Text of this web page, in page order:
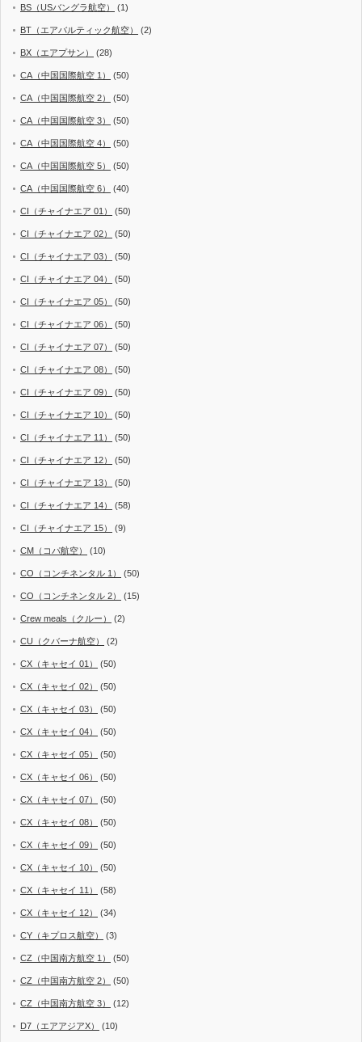
BS（USバングラ航空） (1)
BT（エアバルティック航空） (2)
BX（エアプサン） (28)
CA（中国国際航空 1） (50)
CA（中国国際航空 2） (50)
CA（中国国際航空 3） (50)
CA（中国国際航空 4） (50)
CA（中国国際航空 5） (50)
CA（中国国際航空 6） (40)
CI（チャイナエア 01） (50)
CI（チャイナエア 02） (50)
CI（チャイナエア 03） (50)
CI（チャイナエア 04） (50)
CI（チャイナエア 05） (50)
CI（チャイナエア 06） (50)
CI（チャイナエア 07） (50)
CI（チャイナエア 08） (50)
CI（チャイナエア 09） (50)
CI（チャイナエア 10） (50)
CI（チャイナエア 11） (50)
CI（チャイナエア 12） (50)
CI（チャイナエア 13） (50)
CI（チャイナエア 14） (58)
CI（チャイナエア 15） (9)
CM（コパ航空） (10)
CO（コンチネンタル 1） (50)
CO（コンチネンタル 2） (15)
Crew meals（クルー） (2)
CU（クバーナ航空） (2)
CX（キャセイ 01） (50)
CX（キャセイ 02） (50)
CX（キャセイ 03） (50)
CX（キャセイ 04） (50)
CX（キャセイ 05） (50)
CX（キャセイ 06） (50)
CX（キャセイ 07） (50)
CX（キャセイ 08） (50)
CX（キャセイ 09） (50)
CX（キャセイ 10） (50)
CX（キャセイ 11） (58)
CX（キャセイ 12） (34)
CY（キプロス航空） (3)
CZ（中国南方航空 1） (50)
CZ（中国南方航空 2） (50)
CZ（中国南方航空 3） (12)
D7（エアアジアX） (10)